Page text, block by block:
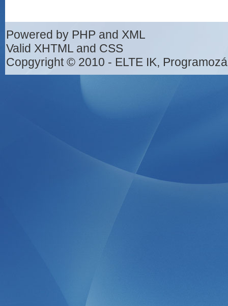
Powered by PHP and XML
Valid XHTML and CSS
Copgyright © 2010 - ELTE IK,